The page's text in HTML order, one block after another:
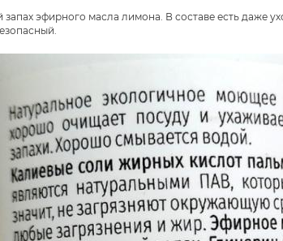
запах эфирного масла лимона. В составе есть даже